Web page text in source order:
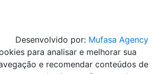
Desenvolvido por: Mufasa Agency
para analisar e melhorar sua
e recomendar conteúdos de